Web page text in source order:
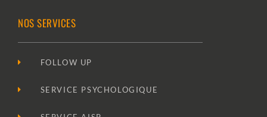
NOS SERVICES
FOLLOW UP
SERVICE PSYCHOLOGIQUE